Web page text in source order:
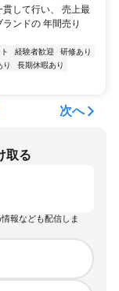
して行い、 売上最
ンドの 年間売り
経験者歓迎
研修あり
り
長期休暇あり
次へ
取る
報なども配信しま